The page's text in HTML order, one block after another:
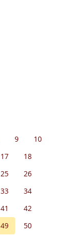
9
10
17
18
25
26
33
34
41
42
49 50